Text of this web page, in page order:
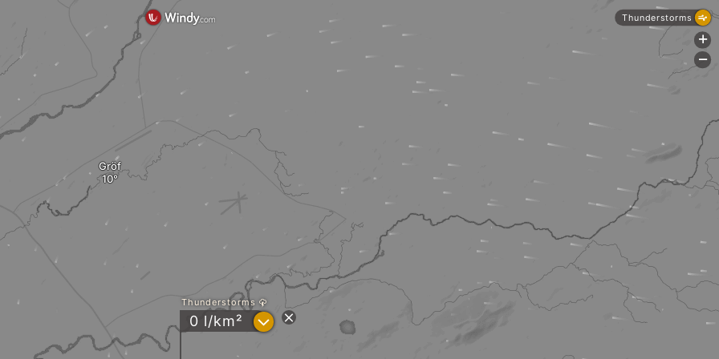
Gröf
Thunderstorms
0 l/km² ?
Thunderstorms
+
-